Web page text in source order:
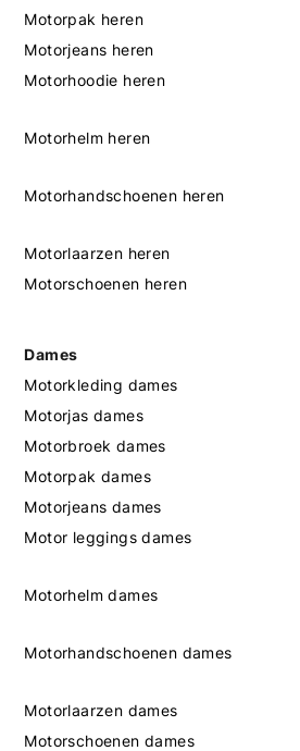
Motorpak heren
Motorjeans heren
Motorhoodie heren
Motorhelm heren
Motorhandschoenen heren
Motorlaarzen heren
Motorschoenen heren
Dames
Motorkleding dames
Motorjas dames
Motorbroek dames
Motorpak dames
Motorjeans dames
Motor leggings dames
Motorhelm dames
Motorhandschoenen dames
Motorlaarzen dames
Motorschoenen dames